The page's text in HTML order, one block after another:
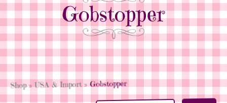
Gobstopper
Shop»USA & Import» Gobstopper